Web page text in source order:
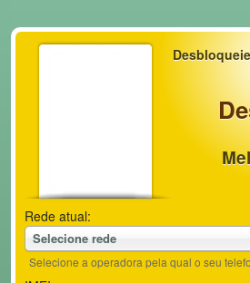
Rede atual:
Selecione rede
Selecione a operadora pela qual o seu